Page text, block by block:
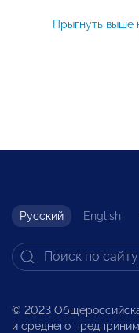
Прыгнуть выше
Русский English
© 2023
и среднего